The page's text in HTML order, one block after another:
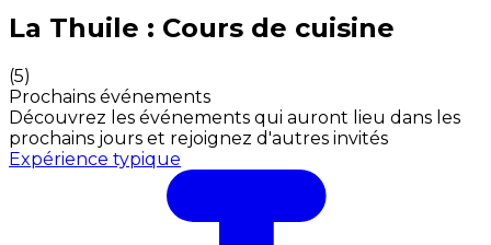
Expériences culinaires inoubliables : Expériences
La Thuile : Cours de cuisine
(5)
Prochains événements
Découvrez les événements qui auront lieu dans les
prochains jours et rejoignez d'autres invités
Expérience typique